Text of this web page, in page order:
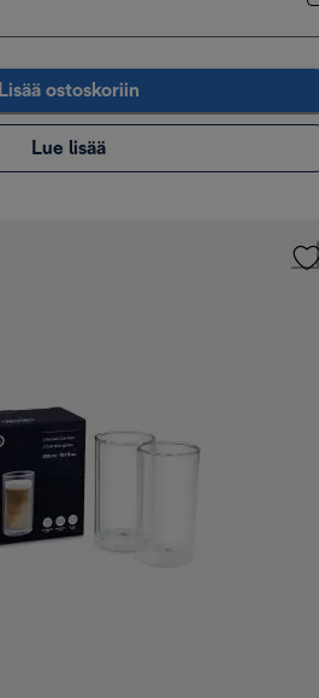
Lisää ostoskoriin
Lue lisää